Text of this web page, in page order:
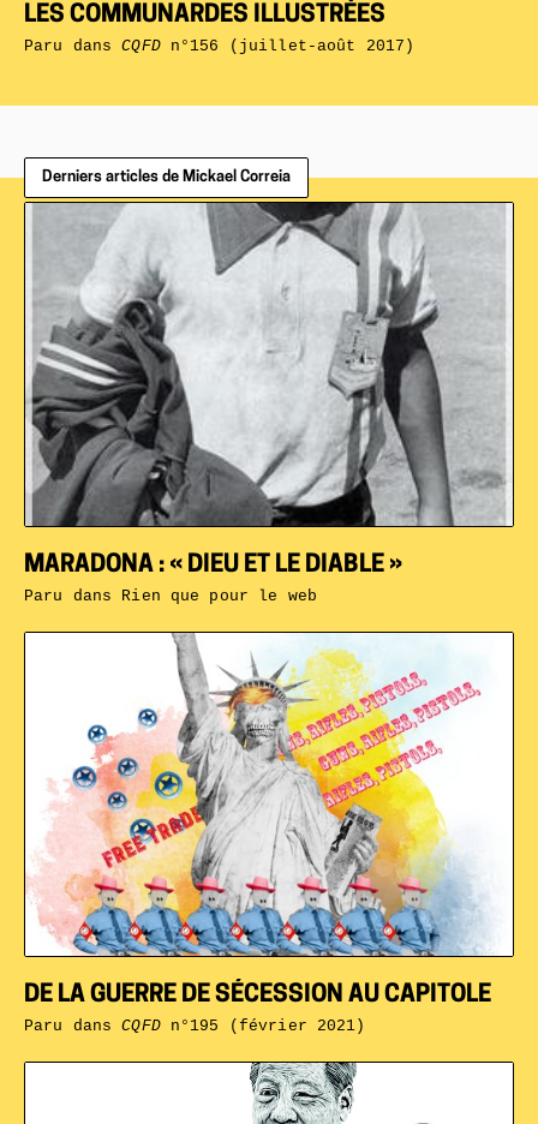
LES COMMUNARDES ILLUSTRÉES
Paru dansCQFDn°156 (juillet-août 2017)
Derniers articles de Mickael Correia
DE LA GUERRE DE SÉCESSION AU CAPITOLE
Paru dansCQFDn°195 (février 2021)
MARADONA : « DIEU ET LE DIABLE »
Paru dans Rien que pour le web